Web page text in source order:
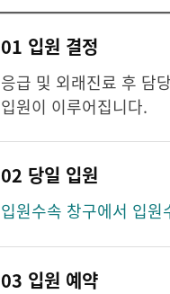
01 입원 결정
응급 및 외래진료 후 담
입원이 이루어집니다.
02 당일 입원
입원수속 창구에서 입원
03 입원 예약